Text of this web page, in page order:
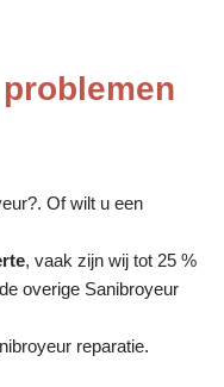
Of wilt u een
, vaak zijn wij tot 25 %
overige Sanibroyeur
reparatie.